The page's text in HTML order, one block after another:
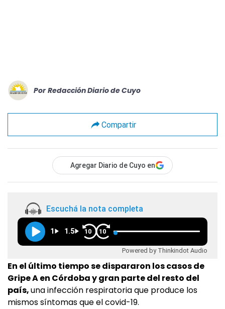
Por Redacción Diario de Cuyo
Compartir
Agregar Diario de Cuyo en
Escuchá la nota completa
1 1.5 10 10
Powered by Thinkindot Audio
En el último tiempo se dispararon los casos de
Gripe A en Córdoba y gran parte del resto del
país,una infección respiratoria que produce los
mismos síntomas que el covid-19.